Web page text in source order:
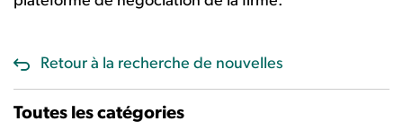
Retour à la recherche de nouvelles
Toutes les catégories